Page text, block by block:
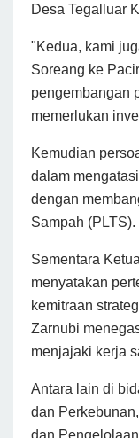
Desa Tegalluar
"Kedua, kami
Soreang ke
pengembangan
memerlukan
Kemudian
dalam
dengan
Sampah (PLTS).
Sementara
menyatakan
kemitraan
Zarnubi
menjajaki kerja
Antara lain di
dan
dan